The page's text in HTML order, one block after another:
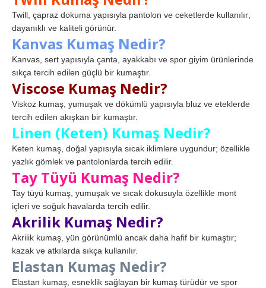
Twill, çapraz dokuma yapısıyla pantolon ve ceketlerde kullanılır;
dayanıklı ve kaliteli görünür.
Kanvas Kumaş Nedir?
Kanvas, sert yapısıyla çanta, ayakkabı ve spor giyim ürünlerinde
sıkça tercih edilen güçlü bir kumaştır.
Viscose Kumaş Nedir?
Viskoz kumaş, yumuşak ve dökümlü yapısıyla bluz ve eteklerde
tercih edilen akışkan bir kumaştır.
Linen (Keten) Kumaş Nedir?
Keten kumaş, doğal yapısıyla sıcak iklimlere uygundur; özellikle
yazlık gömlek ve pantolonlarda tercih edilir.
Tay Tüyü Kumaş Nedir?
Tay tüyü kumaş, yumuşak ve sıcak dokusuyla özellikle mont
içleri ve soğuk havalarda tercih edilir.
Akrilik Kumaş Nedir?
Akrilik kumaş, yün görünümlü ancak daha hafif bir kumaştır;
kazak ve atkılarda sıkça kullanılır.
Elastan Kumaş Nedir?
Elastan kumaş, esneklik sağlayan bir kumaş türüdür ve spor